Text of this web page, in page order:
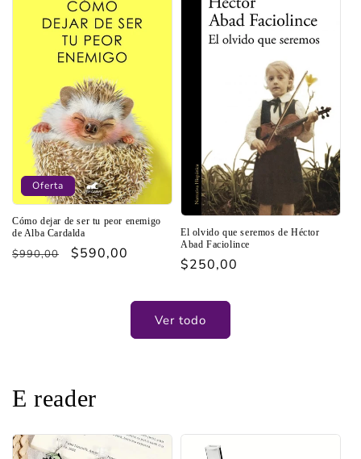
Oferta
Cómo dejar de ser tu peor enemigo
de Alba Cardalda
Precio
$990,00
Precio
$590,00
El olvido que seremos de Héctor
Abad Faciolince
Precio
$250,00
Ver todo
E reader